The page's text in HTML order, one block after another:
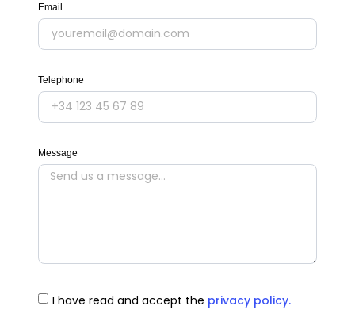
Email
Telephone
Message
I have read and accept the privacy policy.